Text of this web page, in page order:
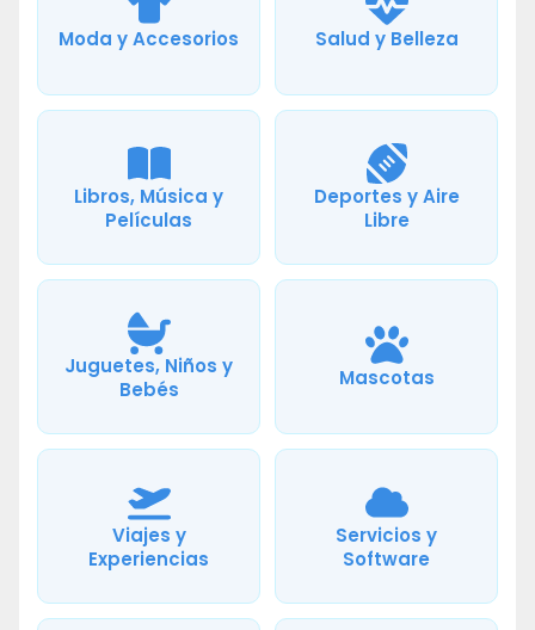
Moda y Accesorios Salud y Belleza
Libros, Música y
Películas
Deportes y Aire
Libre
Juguetes, Niños y
Bebés
Mascotas
Viajes y
Experiencias
Servicios y
Software